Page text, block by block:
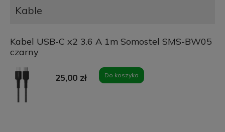
Kable
Kabel USB-C x2 3.6 A 1m Somostel SMS-BW05
czarny
25,00 zł Do koszyka